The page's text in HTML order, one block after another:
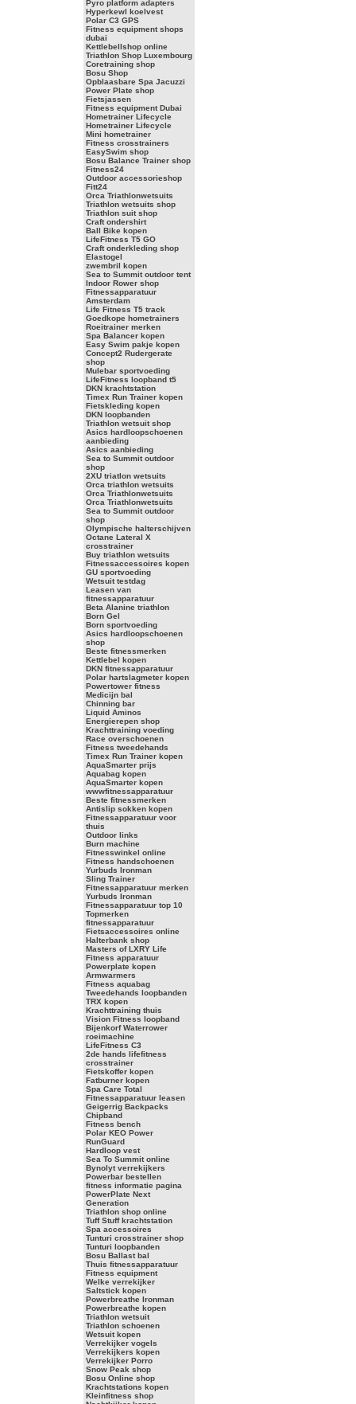
Pyro platform adapters
Hyperkewl koelvest
Polar C3 GPS
Fitness equipment shops
dubai
Kettlebellshop online
Triathlon Shop Luxembourg
Coretraining shop
Bosu Shop
Opblaasbare Spa Jacuzzi
Power Plate shop
Fietsjassen
Fitness equipment Dubai
Hometrainer Lifecycle
Hometrainer Lifecycle
Mini hometrainer
Fitness crosstrainers
EasySwim shop
Bosu Balance Trainer shop
Fitness24
Outdoor accessorieshop
Fitt24
Orca Triathlonwetsuits
Triathlon wetsuits shop
Triathlon suit shop
Craft ondershirt
Ball Bike kopen
LifeFitness T5 GO
Craft onderkleding shop
Elastogel
zwembril kopen
Sea to Summit outdoor tent
Indoor Rower shop
Fitnessapparatuur
Amsterdam
Life Fitness T5 track
Goedkope hometrainers
Roeitrainer merken
Spa Balancer kopen
Easy Swim pakje kopen
Concept2 Rudergerate
shop
Mulebar sportvoeding
LifeFitness loopband t5
DKN krachtstation
Timex Run Trainer kopen
Fietskleding kopen
DKN loopbanden
Triathlon wetsuit shop
Asics hardloopschoenen
aanbieding
Asics aanbieding
Sea to Summit outdoor
shop
2XU triatlon wetsuits
Orca triathlon wetsuits
Orca Triathlonwetsuits
Orca Triathlonwetsuits
Sea to Summit outdoor
shop
Olympische halterschijven
Octane Lateral X
crosstrainer
Buy triathlon wetsuits
Fitnessaccessoires kopen
GU sportvoeding
Wetsuit testdag
Leasen van
fitnessapparatuur
Beta Alanine triathlon
Born Gel
Born sportvoeding
Asics hardloopschoenen
shop
Beste fitnessmerken
Kettlebel kopen
DKN fitnessapparatuur
Polar hartslagmeter kopen
Powertower fitness
Medicijn bal
Chinning bar
Liquid Aminos
Energierepen shop
Krachttraining voeding
Race overschoenen
Fitness tweedehands
Timex Run Trainer kopen
AquaSmarter prijs
Aquabag kopen
AquaSmarter kopen
wwwfitnessapparatuur
Beste fitnessmerken
Antislip sokken kopen
Fitnessapparatuur voor
thuis
Outdoor links
Burn machine
Fitnesswinkel online
Fitness handschoenen
Yurbuds Ironman
Sling Trainer
Fitnessapparatuur merken
Yurbuds Ironman
Fitnessapparatuur top 10
Topmerken
fitnessapparatuur
Fietsaccessoires online
Halterbank shop
Masters of LXRY Life
Fitness apparatuur
Powerplate kopen
Armwarmers
Fitness aquabag
Tweedehands loopbanden
TRX kopen
Krachttraining thuis
Vision Fitness loopband
Bijenkorf Waterrower
roeimachine
LifeFitness C3
2de hands lifefitness
crosstrainer
Fietskoffer kopen
Fatburner kopen
Spa Care Total
Fitnessapparatuur leasen
Geigerrig Backpacks
Chipband
Fitness bench
Polar KEO Power
RunGuard
Hardloop vest
Sea To Summit online
Bynolyt verrekijkers
Powerbar bestellen
fitness informatie pagina
PowerPlate Next
Generation
Triathlon shop online
Tuff Stuff krachtstation
Spa accessoires
Tunturi crosstrainer shop
Tunturi loopbanden
Bosu Ballast bal
Thuis fitnessapparatuur
Fitness equipment
Welke verrekijker
Saltstick kopen
Powerbreathe Ironman
Powerbreathe kopen
Triathlon wetsuit
Triathlon schoenen
Wetsuit kopen
Verrekijker vogels
Verrekijkers kopen
Verrekijker Porro
Snow Peak shop
Bosu Online shop
Krachtstations kopen
Kleinfitness shop